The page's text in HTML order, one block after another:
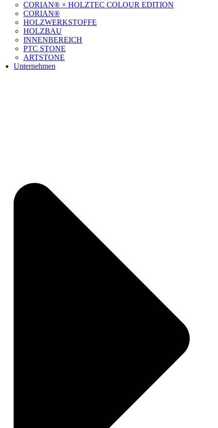
CORIAN® × HOLZTEC COLOUR EDITION
CORIAN®
HOLZWERKSTOFFE
HOLZBAU
INNENBEREICH
PTC STONE
ARTSTONE
Unternehmen